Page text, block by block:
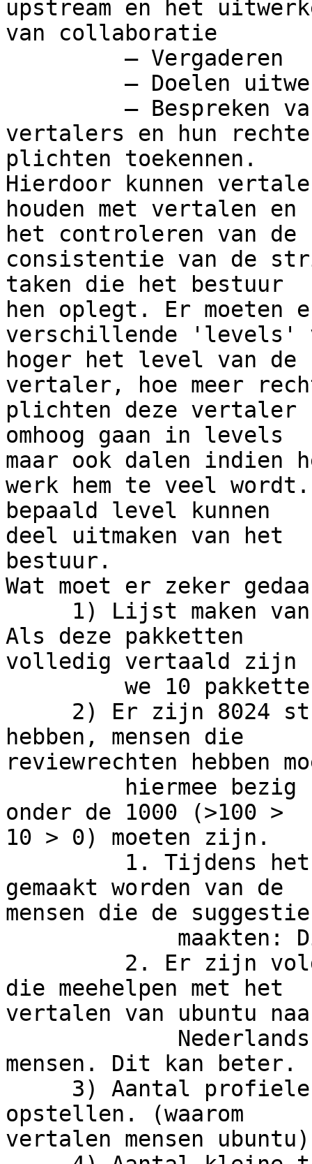
upstream en het
van collaboratie
vertalers en hun
plichten toekennen.
Hierdoor kunnen
houden met vertalen en
het controleren van de
consistentie van de
taken die het bestuur
hen oplegt. Er moeten
verschillende 'levels'
hoger het level van de
vertaler, hoe meer
plichten deze
omhoog gaan in levels
maar ook dalen indien
werk hem te veel
bepaald level kunnen
deel uitmaken van het
bestuur.
Wat moet er zeker
Als deze pakketten
volledig vertaald zijn
hebben, mensen die
reviewrechten hebben
onder de 1000 (>100 >
10 > 0) moeten zijn.
gemaakt worden van de
mensen die de
die meehelpen met het
vertalen van ubuntu
mensen. Dit kan beter.
opstellen. (waarom
vertalen mensen ubuntu)